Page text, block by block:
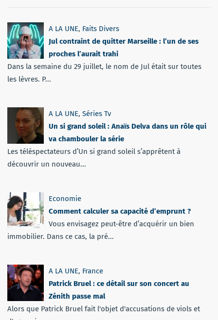
A LA UNE, Faits Divers
Jul contraint de quitter Marseille : l’un de ses
proches l’aurait trahi
Dans la semaine du 29 juillet, le nom de Jul était sur toutes
les lèvres. P...
A LA UNE, Séries Tv
Un si grand soleil : Anaïs Delva dans un rôle qui
va chambouler la série
Les téléspectateurs d’Un si grand soleil s’apprêtent à
découvrir un nouveau...
Economie
Comment calculer sa capacité d’emprunt ?
Vous envisagez peut-être d’acquérir un bien
immobilier. Dans ce cas, la pré...
A LA UNE, France
Patrick Bruel : ce détail sur son concert au
Zénith passe mal
Alors que Patrick Bruel fait l'objet d'accusations de viols et